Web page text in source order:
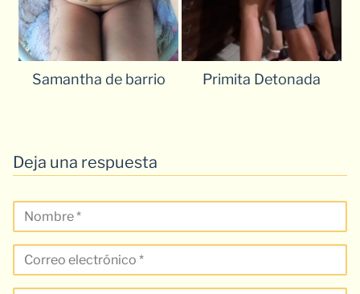
Samantha de barrio Primita Detonada
Deja una respuesta